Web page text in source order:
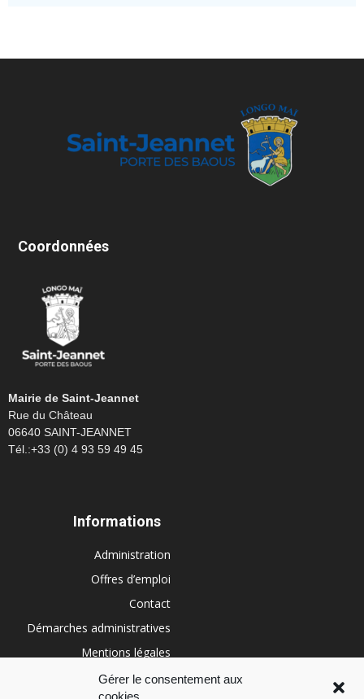
Gérer le consentement aux
cookies
Coordonnées
Mairie de Saint-Jeannet
Rue du Château
06640 SAINT-JEANNET
Tél.:+33 (0) 4 93 59 49 45
Informations
Administration
Offres d’emploi
Contact
Démarches administratives
Mentions légales
Conditions générales